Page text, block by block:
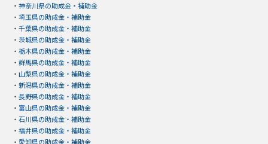
・ 神奈川県の助成金・補助金
・ 埼玉県の助成金・補助金
・ 千葉県の助成金・補助金
・ 茨城県の助成金・補助金
・ 栃木県の助成金・補助金
・ 群馬県の助成金・補助金
・ 山梨県の助成金・補助金
・ 新潟県の助成金・補助金
・ 長野県の助成金・補助金
・ 富山県の助成金・補助金
・ 石川県の助成金・補助金
・ 福井県の助成金・補助金
・ 愛知県の助成金・補助金